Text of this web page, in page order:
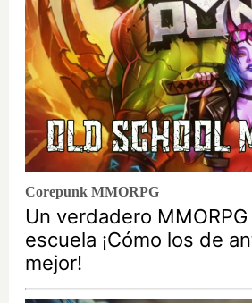
Corepunk MMORPG
Un verdadero
escuela ¡Cómo los de
mejor!